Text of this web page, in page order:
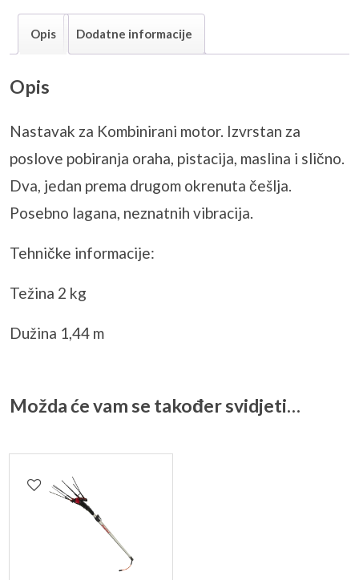
Opis Dodatne informacije
Opis
Nastavak za Kombinirani motor. Izvrstan za
poslove pobiranja oraha, pistacija, maslina i slično.
Dva, jedan prema drugom okrenuta češlja.
Posebno lagana, neznatnih vibracija.
Tehničke informacije:
Težina 2 kg
Dužina 1,44 m
Možda će vam se također svidjeti…